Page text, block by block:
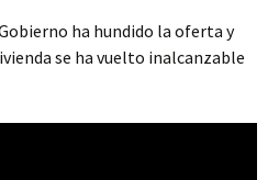
ha hundido la oferta y
se ha vuelto inalcanzable